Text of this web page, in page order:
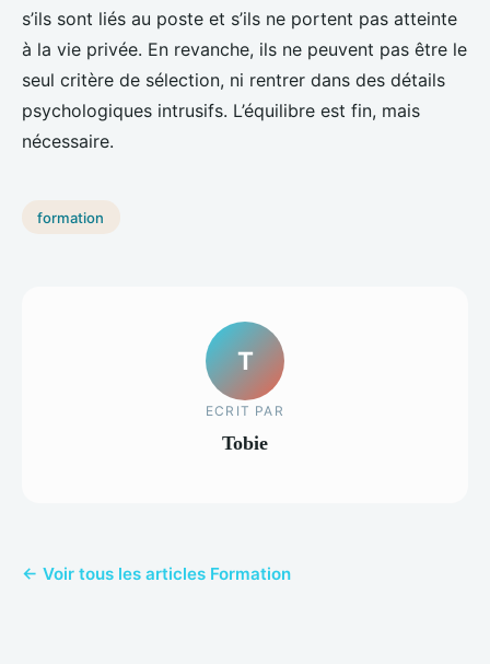
s’ils sont liés au poste et s’ils ne portent pas atteinte
à la vie privée. En revanche, ils ne peuvent pas être le
seul critère de sélection, ni rentrer dans des détails
psychologiques intrusifs. L’équilibre est fin, mais
nécessaire.
formation
T
ECRIT PAR
Tobie
← Voir tous les articles Formation